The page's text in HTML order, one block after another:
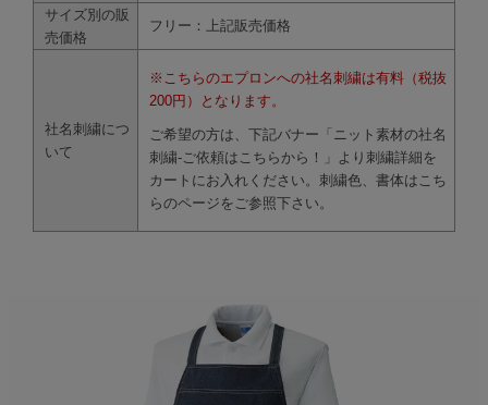
サイズ別の販
売価格
フリー：上記販売価格
社名刺繍につ
いて
※こちらのエプロンへの社名刺繍は有料（税抜
200円）となります。
ご希望の方は、下記バナー「ニット素材の社名
刺繍-ご依頼はこちらから！」より刺繍詳細を
カートにお入れください。刺繍色、書体は こち
らのページをご参照下さい。